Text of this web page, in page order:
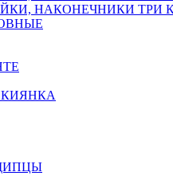
НАКОНЕЧНИКИ ТРИ